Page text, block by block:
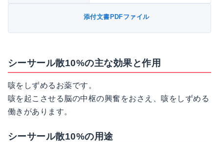
添付文書PDFファイル
シーサール散10%の主な効果と作用
咳をしずめるお薬です。
咳を起こさせる脳の中枢の興奮をおさえ、咳をしずめる
働きがあります。
シーサール散10%の用途